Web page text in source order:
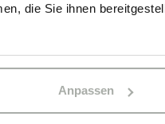
die Sie ihnen
Anpassen